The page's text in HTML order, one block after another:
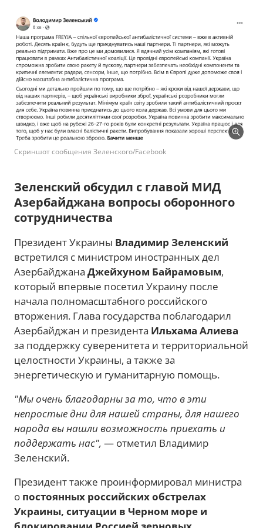
Скриншот сообщения Зеленского/Facebook
Зеленский обсудил с главой МИД
Азербайджана вопросы оборонного
сотрудничества
Президент Украины Владимир Зеленский
встретился с министром иностранных дел
Азербайджана Джейхуном Байрамовым,
который впервые посетил Украину после
начала полномасштабного российского
вторжения. Глава государства поблагодарил
Азербайджан и президента Ильхама Алиева
за поддержку суверенитета и территориальной
целостности Украины, а также за
энергетическую и гуманитарную помощь.
"Мы очень благодарны за то, что в эти
непростые дни для нашей страны, для нашего
народа вы нашли возможность приехать и
поддержать нас", — отметил Владимир
Зеленский.
Президент также проинформировал министра
о постоянных российских обстрелах
Украины, ситуации в Черном море и